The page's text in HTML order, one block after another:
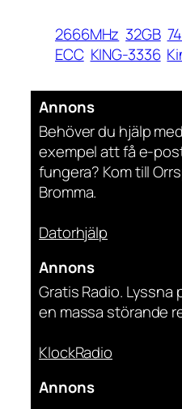
2666MHz 32GB
ECC KING-3336
Annons
Behöver du hjälp
exempel att få e-
fungera? Kom till
Bromma.
Datorhjälp
Annons
Gratis Radio. Lyssna
en massa störande
KlockRadio
Annons